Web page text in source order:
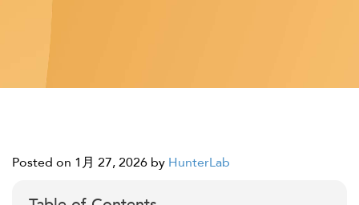
Posted on 1月 27, 2026 by HunterLab